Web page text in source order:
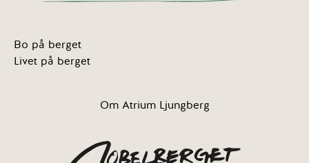
Bo på berget
Livet på berget
Om Atrium Ljungberg